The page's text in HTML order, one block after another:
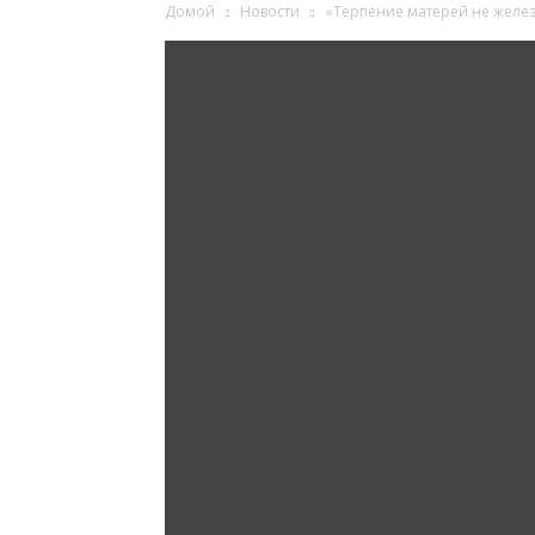
Ингушетии
Домой Новости «Терпение матерей не